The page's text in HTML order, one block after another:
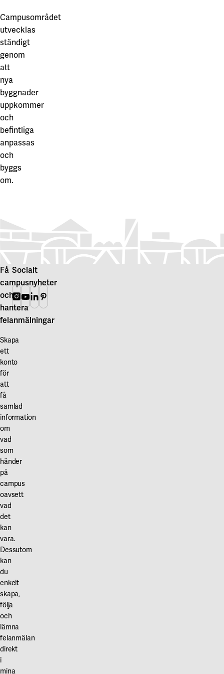
Campusområdet
utvecklas
ständigt
genom
att
nya
byggnader
uppkommer
och
befintliga
anpassas
och
byggs
om.
Få
campusnyheter
och
hantera
felanmälningar
Skapa
ett
konto
för
att
få
samlad
information
om
vad
som
händer
på
campus
oavsett
vad
det
kan
vara.
Dessutom
kan
du
enkelt
skapa,
följa
och
lämna
felanmälan
direkt
i
mina
Socialt
Instagram
Youtube
Linkedin
Pinterest